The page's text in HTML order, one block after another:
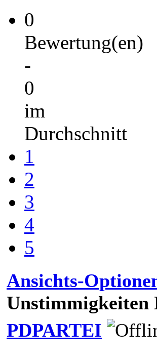
0
Bewertung(en)
-
0
im
Durchschnitt
1
2
3
4
5
Ansichts-
Unstimmigkeiten
PDPARTEI